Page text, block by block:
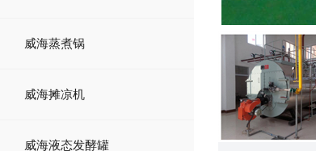
威海蒸煮锅
威海摊凉机
威海液态发酵罐